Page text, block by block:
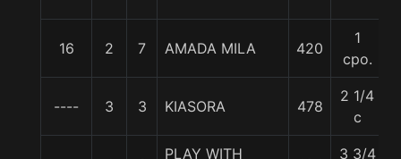
16 2 7 AMADA MILA 420
1
cpo.
---- 3 3 KIASORA 478
2 1/4
c
PLAY WITH
3 3/4